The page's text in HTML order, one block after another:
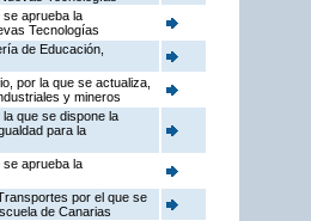
se aprueba la
Tecnologías
de Educación,
por la que se actualiza,
y mineros
que se dispone la
para la
se aprueba la
por el que se
de Canarias